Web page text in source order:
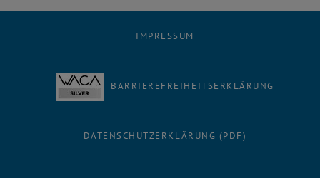
IMPRESSUM
BARRIEREFREIHEITSERKLÄRUNG
DATENSCHUTZERKLÄRUNG (PDF)